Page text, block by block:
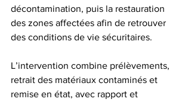
décontamination, puis la restauration
des zones affectées afin de retrouver
des conditions de vie sécuritaires.
L’intervention combine prélèvements,
retrait des matériaux contaminés et
remise en état, avec rapport et